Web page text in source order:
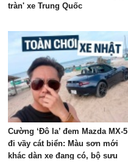
tràn' xe Trung Quốc
Cường ‘Đô la’ đem Mazda MX-5
đi vầy cát biển: Màu sơn mới
khác dàn xe đang có, bộ sưu